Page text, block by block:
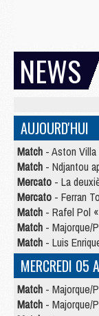
NEWS
AUJOURD'HUI
Match - Aston
Match - Ndjantou
Mercato - La
Mercato - Ferran
Match - Rafel Pol «
Match - Majorque/
Match - Luis
MERCREDI 05
Match - Majorque/
Match - Majorque/